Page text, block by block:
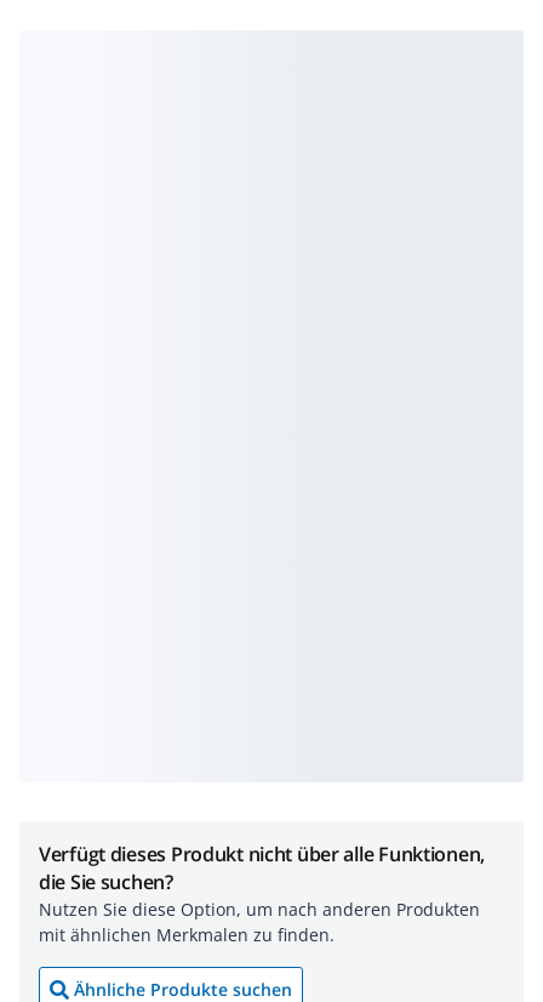
Verfügt dieses Produkt nicht über alle Funktionen,
die Sie suchen?
Nutzen Sie diese Option, um nach anderen Produkten
mit ähnlichen Merkmalen zu finden.
Ähnliche Produkte suchen